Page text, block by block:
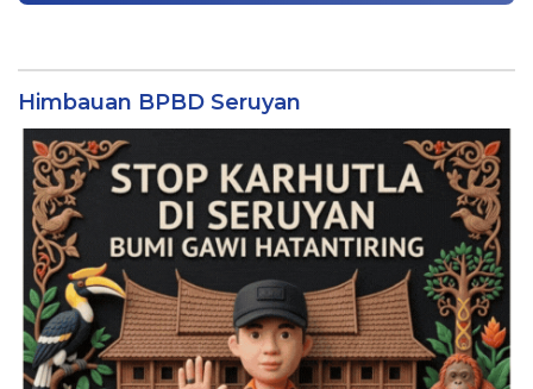
Himbauan BPBD Seruyan